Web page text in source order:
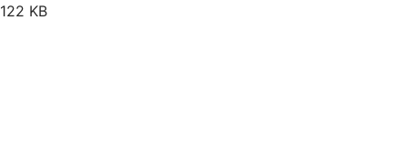
122 KB